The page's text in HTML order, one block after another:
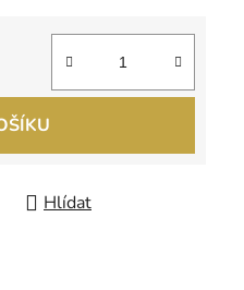
Hlídat